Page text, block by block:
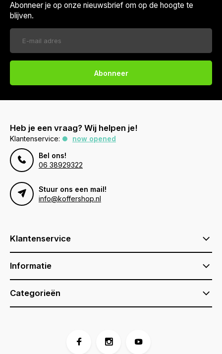
Abonneer je op onze nieuwsbrief om op de hoogte te
blijven.
Abonneer
Heb je een vraag? Wij helpen je!
Klantenservice:
now opened
Bel ons!
06 38929322
Stuur ons een mail!
info@koffershop.nl
Klantenservice
Informatie
Categorieën